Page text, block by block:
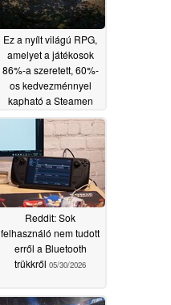
Ez a nyílt világú RPG,
amelyet a játékosok
86%-a szeretett, 60%-
os kedvezménnyel
kapható a Steamen
05/31/2026
Reddit: Sok
felhasználó nem tudott
erről a Bluetooth
trükkről 05/30/2026